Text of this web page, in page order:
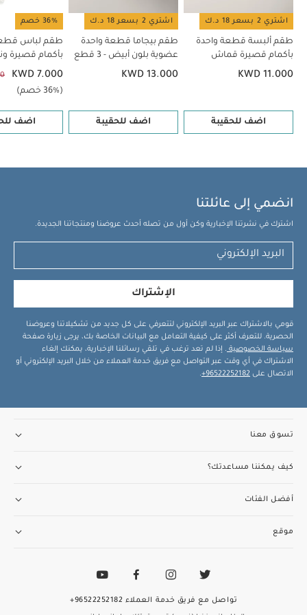
اشتري 2 بسعر 18 د.ك
طقم ألبسة قطعة واحدة
بأكمام قصيرة قماش
عضوي بلون أبيض - 5 قطع
KWD 11.000
اضف للحقيبة
اشتري 2 بسعر 18 د.ك
طقم بيجاما قطعة واحدة
عضوية بلون أبيض - 3 قطع
KWD 13.000
اضف للحقيبة
36% خصم
طقم لباس
قطع
KWD 7.000
(36% خصم)
اضف
انضمي إلى عائلتنا
اشترك في نشرتنا الإخبارية وكن أول من تصله أحدث عروضنا ومنتجاتنا الجديدة.
الإشتراك
قومي بالاشتراك عبر البريد الإلكتروني لتتعرفي على كل جديد من تشكيلاتنا وعروضنا
الحصرية. للتعرف أكثر على كيفية التعامل مع البيانات الخاصة بك، يرجى زيارة صفحة
سياسة الخصوصية . إذا لم تعد ترغب في تلقي رسائلنا الإخبارية، يمكنك إلغاء
الاشتراك في أي وقت عبر التواصل مع فريق خدمة العملاء من خلال البريد الإلكتروني أو
الاتصال على 96522252182+
.
تسوق معنا
كيف يمكننا مساعدتك؟
أفضل الفئات
موقع
تواصل مع فريق خدمة العملاء 96522252182+